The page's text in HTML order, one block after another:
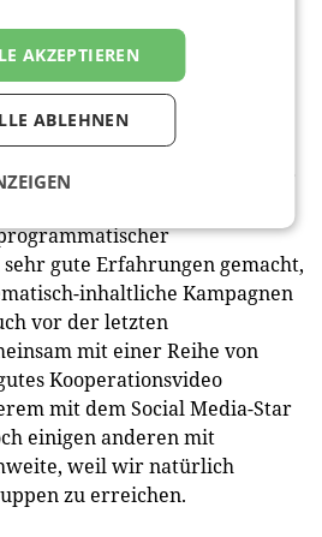
sich dann, wie viel
Spendings verteilen, wird bei
Grundsätzlich haben wir
mit Influencer-
gute Erfahrungen gemacht,
inhaltliche Kampagnen
vor der letzten
mit einer Reihe von
Kooperationsvideo
mit dem Social Media-Star
einigen anderen mit
weil wir natürlich
zu erreichen.
AKZEPTIEREN
ABLEHNEN